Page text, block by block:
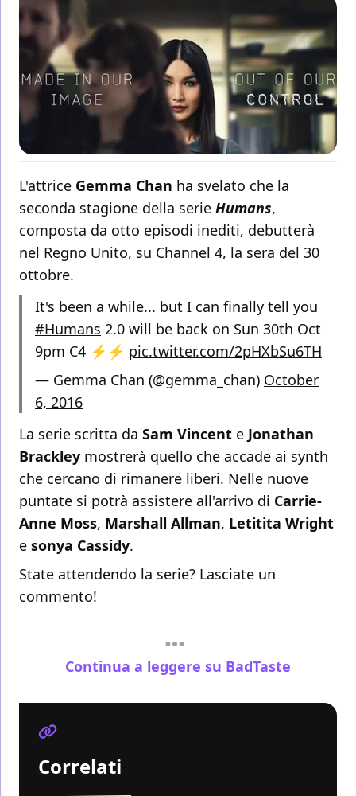
L'attrice Gemma Chan ha svelato che la
seconda stagione della serie Humans,
composta da otto episodi inediti, debutterà
nel Regno Unito, su Channel 4, la sera del 30
ottobre.
It's been a while... but I can finally tell you
#Humans 2.0 will be back on Sun 30th Oct
9pm C4 ⚡️⚡️ pic.twitter.com/2pHXbSu6TH
— Gemma Chan (@gemma_chan) October
6, 2016
La serie scritta da Sam Vincent e Jonathan
Brackley mostrerà quello che accade ai synth
che cercano di rimanere liberi. Nelle nuove
puntate si potrà assistere all'arrivo di Carrie-
Anne Moss, Marshall Allman, Letitita Wright
e sonya Cassidy.
State attendendo la serie? Lasciate un
commento!
Continua a leggere su BadTaste
Correlati